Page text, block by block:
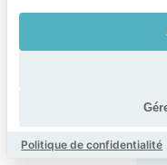
Politique de confidentialité